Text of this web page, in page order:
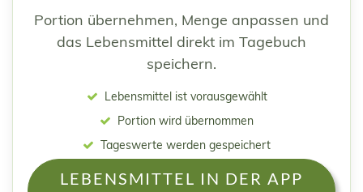
Portion übernehmen, Menge anpassen und
das Lebensmittel direkt im Tagebuch
speichern.
Lebensmittel ist vorausgewählt
Portion wird übernommen
Tageswerte werden gespeichert
LEBENSMITTEL IN DER APP